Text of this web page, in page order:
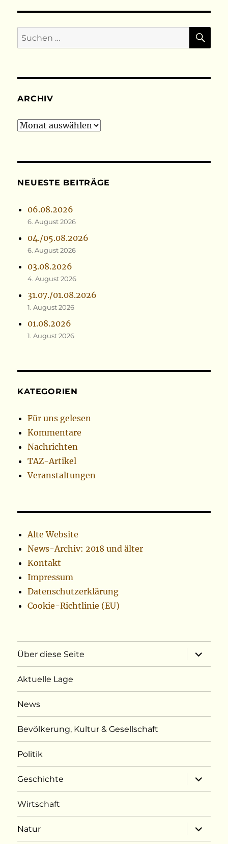
Suchen
nach:
ARCHIV
Archiv
NEUESTE BEITRÄGE
06.08.2026
6. August 2026
04./05.08.2026
6. August 2026
03.08.2026
4. August 2026
31.07./01.08.2026
1. August 2026
01.08.2026
1. August 2026
KATEGORIEN
Für uns gelesen
Kommentare
Nachrichten
TAZ-Artikel
Veranstaltungen
Alte Website
News-Archiv: 2018 und älter
Kontakt
Impressum
Datenschutzerklärung
Cookie-Richtlinie (EU)
Über diese Seite
öffnen
Aktuelle Lage
News
Bevölkerung, Kultur & Gesellschaft
Politik
Geschichte
öffnen
Wirtschaft
Natur
öffnen